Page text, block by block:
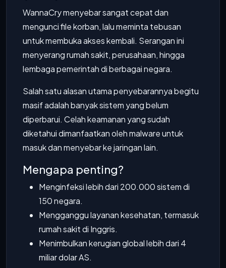
WannaCry menyebar sangat cepat dan
mengunci file korban, lalu meminta tebusan
untuk membuka akses kembali. Serangan ini
menyerang rumah sakit, perusahaan, hingga
lembaga pemerintah di berbagai negara.
Salah satu alasan utama penyebarannya begitu
masif adalah banyak sistem yang belum
diperbarui. Celah keamanan yang sudah
diketahui dimanfaatkan oleh malware untuk
masuk dan menyebar ke jaringan lain.
Mengapa penting?
Menginfeksi lebih dari 200.000 sistem di
150 negara.
Mengganggu layanan kesehatan, termasuk
rumah sakit di Inggris.
Menimbulkan kerugian global lebih dari 4
miliar dolar AS.